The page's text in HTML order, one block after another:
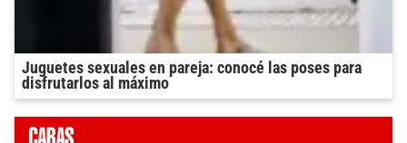
Juguetes sexuales en pareja: conocé las poses para
disfrutarlos al máximo